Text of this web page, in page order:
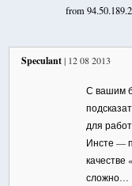
from
Speculant| 12 08 2013
С вашим
для
Инсте —
сложно…